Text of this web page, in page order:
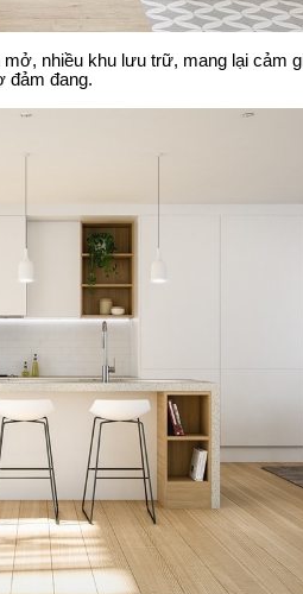
nhiều khu lưu trữ, mang lại cảm
đảm đang.